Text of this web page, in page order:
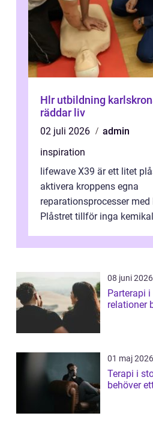
Hlr utbildning karlskrona kunskap
räddar liv
02 juli 2026
admin
inspiration
lifewave X39 är ett litet
aktivera kroppens egna
reparationsprocesser
Plåstret tillför inga
ljusbaserad stimula...
08 juni 2026
Parterapi
relationer
01 maj 2026
Terapi i
behöver